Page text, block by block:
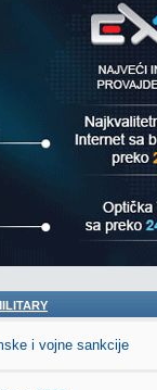
i vojne sankcije